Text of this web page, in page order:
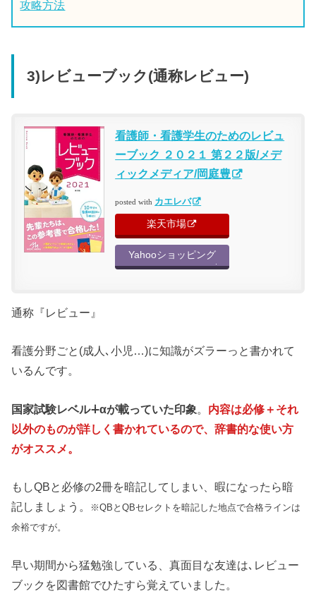
攻略方法
3)レビューブック(通称レビュー)
看護師・看護学生のためのレビュ
ーブック ２０２１ 第２２版/メデ
ィックメディア/岡庭豊
posted with カエレバ
楽天市場
Yahooショッピング
通称『レビュー』
看護分野ごと(成人､小児…)に知識がズラーっと書かれて
いるんです。
国家試験レベル∔αが載っていた印象。 内容は必修＋それ
以外のものが詳しく書かれているので、辞書的な使い方
がオススメ。
もしQBと必修の2冊を暗記してしまい、暇になったら暗
記しましょう。
※QBとQBセレクトを暗記した地点で合格ラインは
余裕ですが。
早い期間から猛勉強している、真面目な友達は､レビュー
ブックを図書館でひたすら覚えていました。